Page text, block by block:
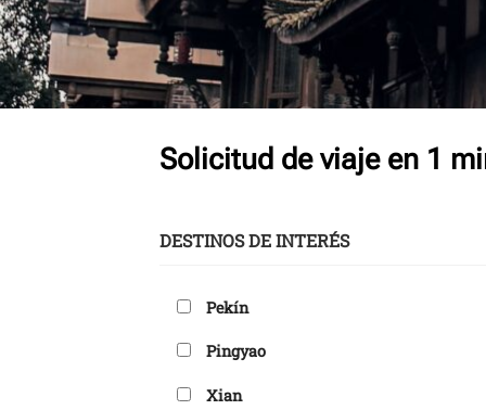
Solicitud de viaje en 1
DESTINOS DE INTERÉS
Pekín
Pingyao
Xian